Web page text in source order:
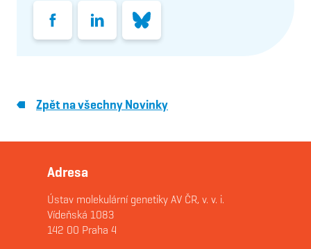
Zpět na všechny Novinky
Adresa
Ústav molekulární genetiky AV ČR, v. v. i.
Vídeňská 1083
142 00 Praha 4